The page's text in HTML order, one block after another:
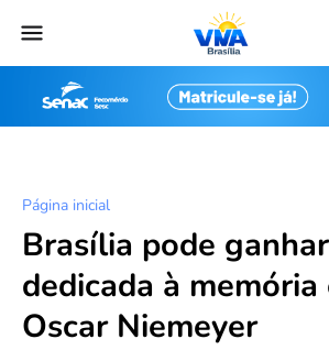
Página inicial
Brasília pode
dedicada à memória
Oscar Niemeyer